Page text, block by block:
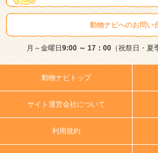
動物ナビへのお問い
月～金曜日 9:00 ～ 17：00（祝祭日・夏
動物ナビトップ
サイト運営会社について
利用規約